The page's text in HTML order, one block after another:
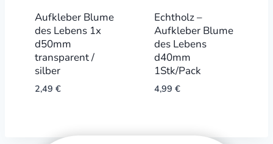
Aufkleber Blume
des Lebens 1x
d50mm
transparent /
silber
2,49 €
Echtholz –
Aufkleber Blume
des Lebens
d40mm
1Stk/Pack
4,99 €